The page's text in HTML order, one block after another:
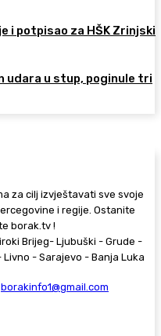
i potpisao za HŠK Zrinjski
udara u stup, poginule tri
za cilj izvještavati sve svoje
i regije. Ostanite
borak.tv !
Brijeg- Ljubuški - Grude -
- Sarajevo - Banja Luka
borakinfo1@gmail.com